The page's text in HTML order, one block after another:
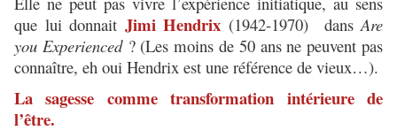
que lui donnait Jimi Hendrix (1942-1970) dansAre
you Experienced? (Les moins de 50 ans ne peuvent pas
connaître, eh oui Hendrix est une référence de vieux…).
La sagesse comme transformation intérieure de
l’être.